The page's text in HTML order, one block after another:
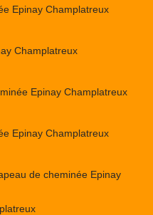
Epinay Champlatreux
Champlatreux
Epinay Champlatreux
Epinay Champlatreux
de cheminée Epinay